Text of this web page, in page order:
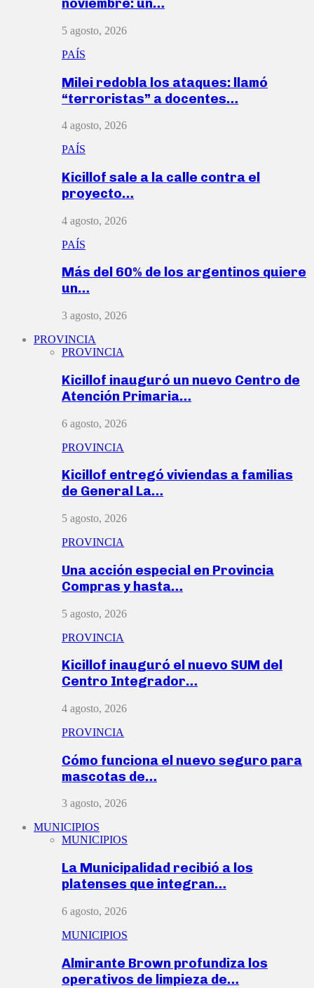
noviembre: un…
5 agosto, 2026
PAÍS
Milei redobla los ataques: llamó
“terroristas” a docentes…
4 agosto, 2026
PAÍS
Kicillof sale a la calle contra el
proyecto…
4 agosto, 2026
PAÍS
Más del 60% de los argentinos quiere
un…
3 agosto, 2026
PROVINCIA
PROVINCIA
Kicillof inauguró un nuevo Centro de
Atención Primaria…
6 agosto, 2026
PROVINCIA
Kicillof entregó viviendas a familias
de General La…
5 agosto, 2026
PROVINCIA
Una acción especial en Provincia
Compras y hasta…
5 agosto, 2026
PROVINCIA
Kicillof inauguró el nuevo SUM del
Centro Integrador…
4 agosto, 2026
PROVINCIA
Cómo funciona el nuevo seguro para
mascotas de…
3 agosto, 2026
MUNICIPIOS
MUNICIPIOS
La Municipalidad recibió a los
platenses que integran…
6 agosto, 2026
MUNICIPIOS
Almirante Brown profundiza los
operativos de limpieza de…